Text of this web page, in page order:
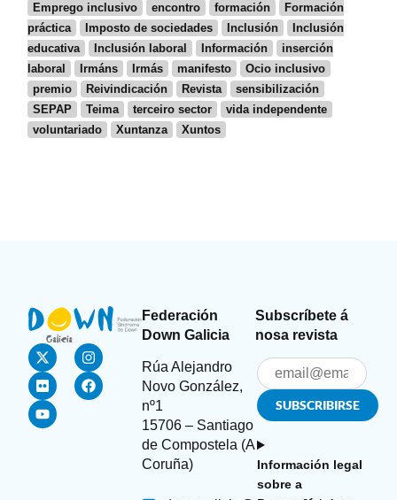
Emprego inclusivo
encontro formación
Formación
práctica
Imposto de sociedades Inclusión
Inclusión
educativa
Inclusión laboral Información
inserción
laboral
Irmáns Irmás manifesto
Ocio inclusivo
premio
Reivindicación Revista
sensibilización
SEPAP
Teima terceiro sector
vida independente
voluntariado
Xuntanza Xuntos
Federación
Down Galicia
Rúa Alejandro
Novo González,
nº1
15706 – Santiago
de Compostela (A
Coruña)
Subscríbete á
nosa revista
Información legal
sobre a